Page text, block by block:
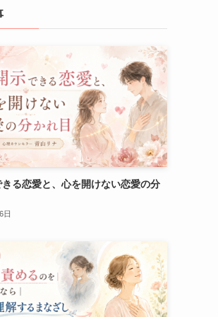
きる恋愛と、心を開けない恋愛の分
日